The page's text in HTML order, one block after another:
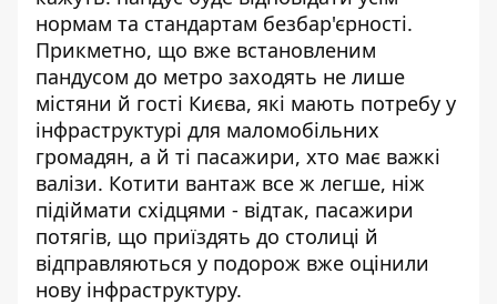
нормам та стандартам безбар'єрності.
Прикметно, що вже встановленим
пандусом до метро заходять не лише
містяни й гості Києва, які мають потребу у
інфраструктурі для маломобільних
громадян, а й ті пасажири, хто має важкі
валізи. Котити вантаж все ж легше, ніж
підіймати східцями - відтак, пасажири
потягів, що приїздять до столиці й
відправляються у подорож вже оцінили
нову інфраструктуру.